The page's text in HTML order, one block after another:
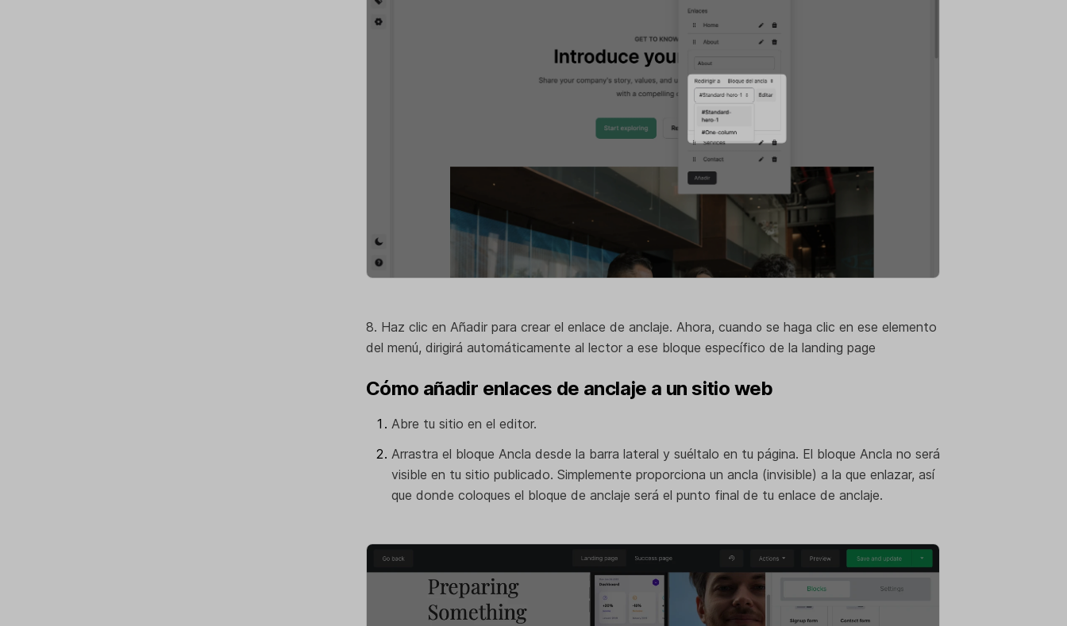
8. Haz clic en Añadir para crear el enlace de anclaje. Ahora, cuando se haga clic en ese elemento
del menú, dirigirá automáticamente al lector a ese bloque específico de la landing page
Cómo añadir enlaces de anclaje a un sitio web
Abre tu sitio en el editor.
Arrastra el bloque Ancla desde la barra lateral y suéltalo en tu página. El bloque Ancla no será
visible en tu sitio publicado. Simplemente proporciona un ancla (invisible) a la que enlazar, así
que donde coloques el bloque de anclaje será el punto final de tu enlace de anclaje.